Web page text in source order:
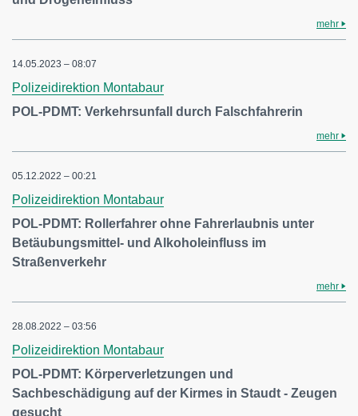
mehr
14.05.2023 – 08:07
Polizeidirektion Montabaur
POL-PDMT: Verkehrsunfall durch Falschfahrerin
mehr
05.12.2022 – 00:21
Polizeidirektion Montabaur
POL-PDMT: Rollerfahrer ohne Fahrerlaubnis unter
Betäubungsmittel- und Alkoholeinfluss im
Straßenverkehr
mehr
28.08.2022 – 03:56
Polizeidirektion Montabaur
POL-PDMT: Körperverletzungen und
Sachbeschädigung auf der Kirmes in Staudt - Zeugen
gesucht